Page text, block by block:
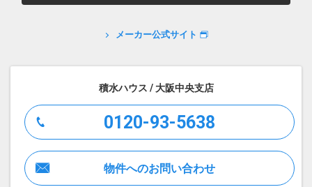
メーカー公式サイト
積水ハウス / 大阪中央支店
0120-93-5638
物件へのお問い合わせ